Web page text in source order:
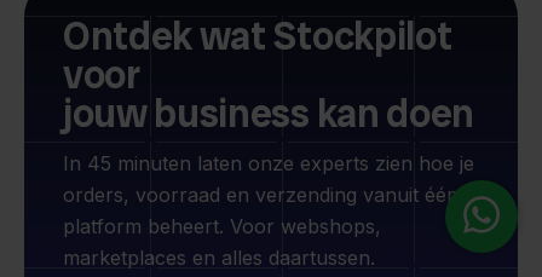
Ontdek wat Stockpilot
voor
jouw business kan doen
In 45 minuten laten onze experts zien hoe je
orders, voorraad en verzending vanuit één
platform beheert. Voor webshops,
marketplaces en alles daartussen.